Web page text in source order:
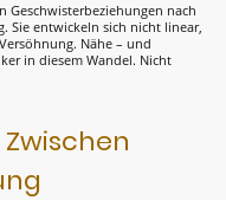
Geschwisterbeziehungen nach
Sie entwickeln sich nicht linear,
Nähe – und
in diesem Wandel. Nicht